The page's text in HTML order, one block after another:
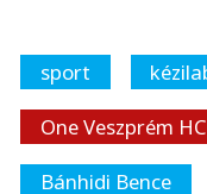
sport
One Veszprém HC
Bánhidi Bence